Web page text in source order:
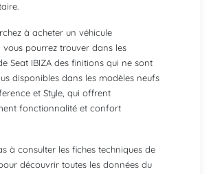
à acheter un véhicule
pourrez trouver dans les
Seat IBIZA des finitions qui ne sont
disponibles dans les modèles neufs
et Style, qui offrent
fonctionnalité et confort
à consulter les fiches techniques de
découvrir toutes les données du